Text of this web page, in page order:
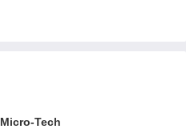
Micro-Tech